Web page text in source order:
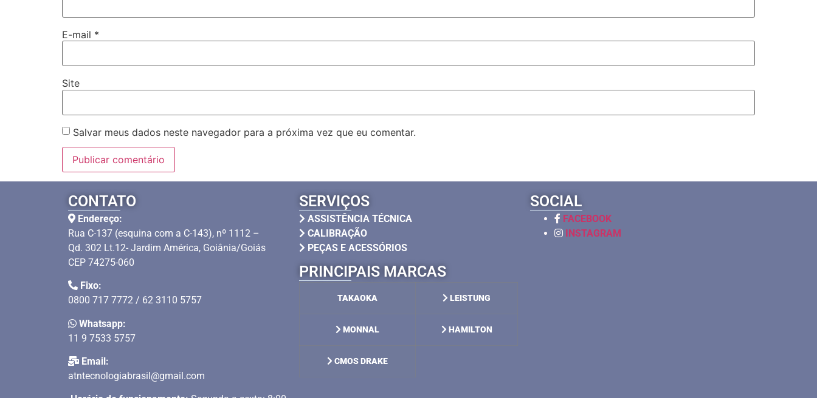
E-mail *
Site
Salvar meus dados neste navegador para a próxima vez que eu comentar.
CONTATO
Endereço:
Rua C-137 (esquina com a C-143), nº 1112 –
Qd. 302 Lt.12- Jardim América, Goiânia/Goiás
CEP 74275-060
Fixo:
0800 717 7772 / 62 3110 5757
Whatsapp:
11 9 7533 5757
Email:
atntecnologiabrasil@gmail.com
SERVIÇOS
ASSISTÊNCIA TÉCNICA
CALIBRAÇÃO
PEÇAS E ACESSÓRIOS
PRINCIPAIS MARCAS
TAKAOKA LEISTUNG
MONNAL HAMILTON
CMOS DRAKE
SOCIAL
FACEBOOK
INSTAGRAM